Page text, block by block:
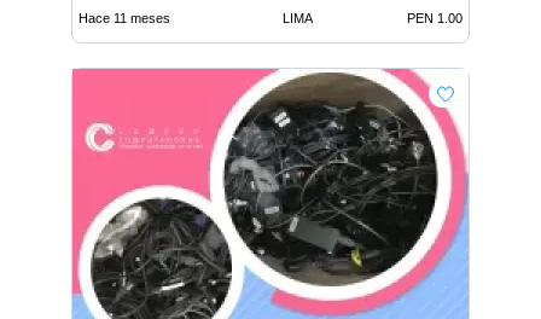
Hace 11 meses LIMA PEN 1.00